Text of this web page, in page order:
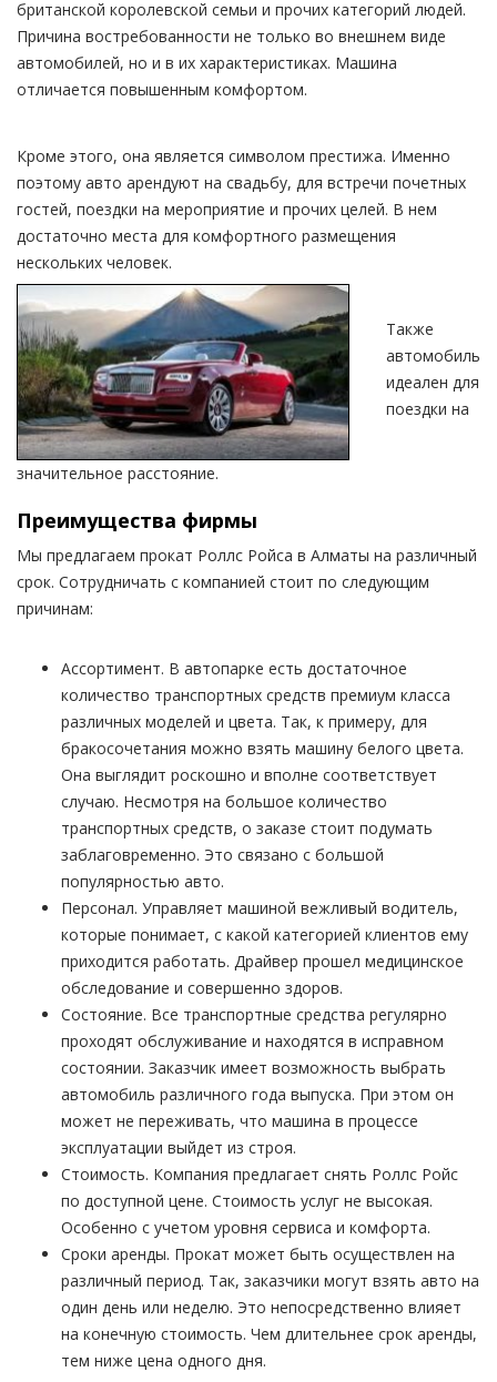
британской королевской семьи и прочих категорий людей.
Причина востребованности не только во внешнем виде
автомобилей, но и в их характеристиках. Машина
отличается повышенным комфортом.
Кроме этого, она является символом престижа. Именно
поэтому авто арендуют на свадьбу, для встречи почетных
гостей, поездки на мероприятие и прочих целей. В нем
достаточно места для комфортного размещения
нескольких человек.
Также
автомобиль
идеален для
поездки на
значительное расстояние.
Преимущества фирмы
Мы предлагаем прокат Роллс Ройса в Алматы на различный
срок. Сотрудничать с компанией стоит по следующим
причинам:
Ассортимент. В автопарке есть достаточное
количество транспортных средств премиум класса
различных моделей и цвета. Так, к примеру, для
бракосочетания можно взять машину белого цвета.
Она выглядит роскошно и вполне соответствует
случаю. Несмотря на большое количество
транспортных средств, о заказе стоит подумать
заблаговременно. Это связано с большой
популярностью авто.
Персонал. Управляет машиной вежливый водитель,
которые понимает, с какой категорией клиентов ему
приходится работать. Драйвер прошел медицинское
обследование и совершенно здоров.
Состояние. Все транспортные средства регулярно
проходят обслуживание и находятся в исправном
состоянии. Заказчик имеет возможность выбрать
автомобиль различного года выпуска. При этом он
может не переживать, что машина в процессе
эксплуатации выйдет из строя.
Стоимость. Компания предлагает снять Роллс Ройс
по доступной цене. Стоимость услуг не высокая.
Особенно с учетом уровня сервиса и комфорта.
Сроки аренды. Прокат может быть осуществлен на
различный период. Так, заказчики могут взять авто на
один день или неделю. Это непосредственно влияет
на конечную стоимость. Чем длительнее срок аренды,
тем ниже цена одного дня.